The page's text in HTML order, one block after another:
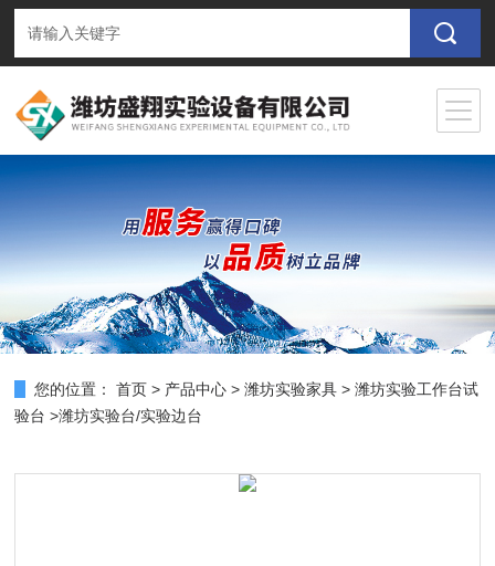
您的位置： 首页 > 产品中心 >潍坊实验家具 >潍坊实验工作台试
验台 >潍坊实验台/实验边台